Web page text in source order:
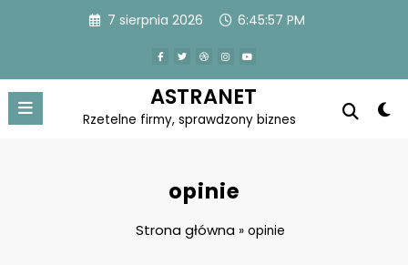
7 sierpnia 2026 6:45:57 PM
ASTRANET
Rzetelne firmy, sprawdzony biznes
opinie
Strona główna» opinie